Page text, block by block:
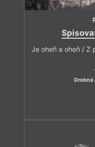
Je oheň a oheň / Z
Drobná